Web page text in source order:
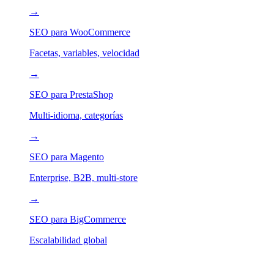
→
SEO para WooCommerce
Facetas, variables, velocidad
→
SEO para PrestaShop
Multi-idioma, categorías
→
SEO para Magento
Enterprise, B2B, multi-store
→
SEO para BigCommerce
Escalabilidad global